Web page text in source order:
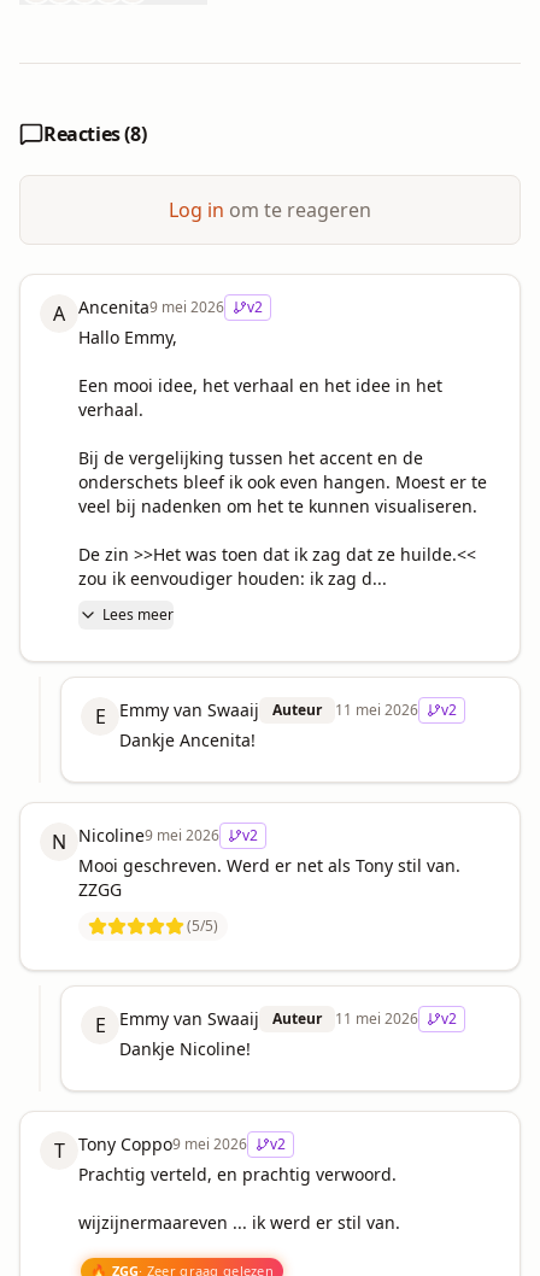
Reacties (8)
Log in om te reageren
A Ancenita9 mei 2026 v2
Hallo Emmy,
Een mooi idee, het verhaal en het idee in het
verhaal.
Bij de vergelijking tussen het accent en de
onderschets bleef ik ook even hangen. Moest er te
veel bij nadenken om het te kunnen visualiseren.
De zin >>Het was toen dat ik zag dat ze huilde.<<
zou ik eenvoudiger houden: ik zag d...
Lees meer
E Emmy van Swaaij Auteur 11 mei 2026 v2
Dankje Ancenita!
N Nicoline9 mei 2026 v2
Mooi geschreven. Werd er net als Tony stil van.
ZZGG
(5/5)
E Emmy van Swaaij Auteur 11 mei 2026 v2
Dankje Nicoline!
T Tony Coppo9 mei 2026 v2
Prachtig verteld, en prachtig verwoord.
wijzijnermaareven ... ik werd er stil van.
🔥 ZGG· Zeer graag gelezen